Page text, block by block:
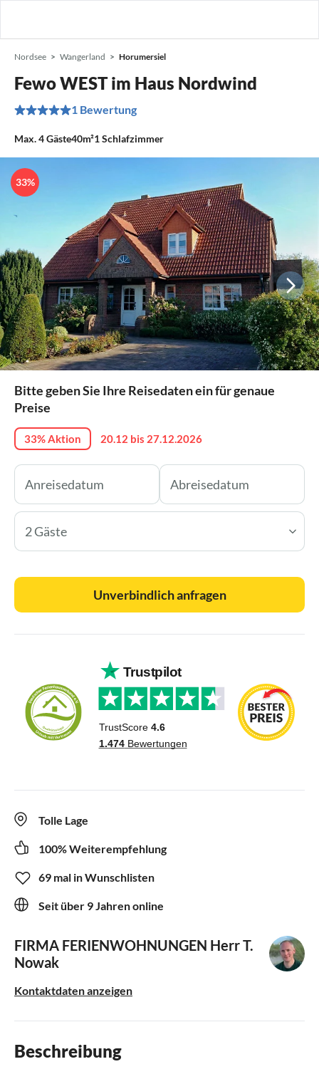
Nordsee Wangerland Horumersiel
Fewo WEST im Haus Nordwind
1 Bewertung
Max.4Gäste40m²1Schlafzimmer
33%
Bitte geben Sie Ihre Reisedaten ein für genaue
Preise
33% Aktion 20.12 bis 27.12.2026
2 Gäste
Unverbindlich anfragen
Tolle Lage
100% Weiterempfehlung
69 mal in Wunschlisten
Seit über 9 Jahren online
FIRMA FERIENWOHNUNGEN Herr T.
Nowak
Kontaktdaten anzeigen
Beschreibung